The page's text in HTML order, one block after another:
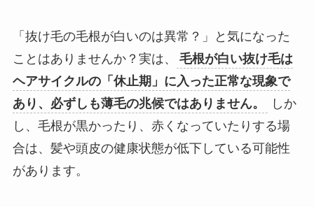
「抜け毛の毛根が白いのは異常？」と気になった
ことはありませんか？実は、
毛根が白い抜け毛は
ヘアサイクルの「休止期」に入った正常な現象で
あり、必ずしも薄毛の兆候ではありません。
しか
し、毛根が黒かったり、赤くなっていたりする場
合は、髪や頭皮の健康状態が低下している可能性
があります。